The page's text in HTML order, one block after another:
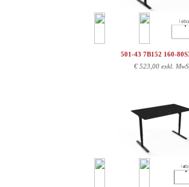
501-43 7B152 160-
€523,00 exkl.